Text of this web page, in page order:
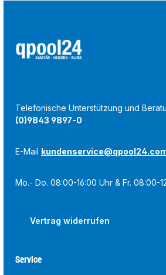
Telefonische Unterstützung und
(0)9843 9897-0
E-Mail
Mo.- Do. 08:00-16:00 Uhr & Fr. 08:00-
Vertrag widerrufen
Service